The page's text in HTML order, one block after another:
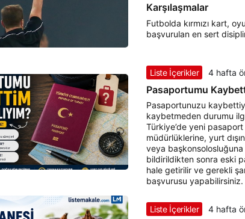
Karşılaşmalar
Futbolda kırmızı kart,
başvurulan en sert
Liste İçerikler 4 hafta
Pasaportumu
Pasaportunuzu
kaybetmeden durumu
Türkiye’de yeni
müdürlüklerine, yurt
veya başkonsolosluğuna
bildirildikten sonra eski
hale getirilir ve gerekli
başvurusu yapabilirsiniz.
Liste İçerikler 4 hafta